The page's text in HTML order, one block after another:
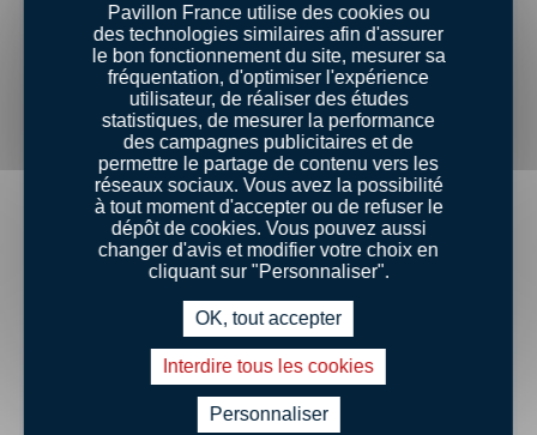
Raie fleurie
Pavillon France utilise des cookies ou
des technologies similaires afin d'assurer
le bon fonctionnement du site, mesurer sa
fréquentation, d'optimiser l'expérience
utilisateur, de réaliser des études
statistiques, de mesurer la performance
des campagnes publicitaires et de
permettre le partage de contenu vers les
réseaux sociaux. Vous avez la possibilité
à tout moment d'accepter ou de refuser le
dépôt de cookies. Vous pouvez aussi
changer d'avis et modifier votre choix en
cliquant sur "Personnaliser".
OK, tout accepter
Interdire tous les cookies
Personnaliser